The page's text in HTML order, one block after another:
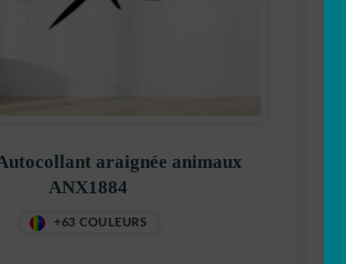
araignée animaux
ANX1884
+63 COULEURS